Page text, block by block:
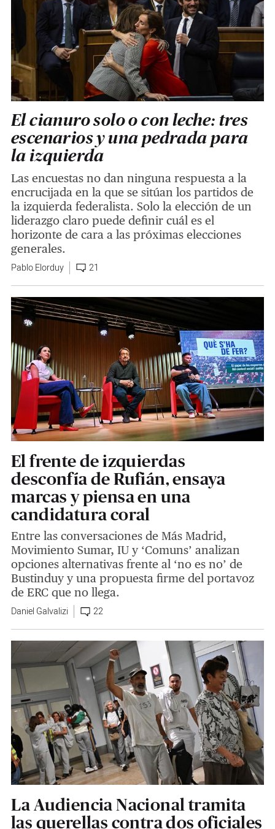
El cianuro solo o con leche: tres
escenarios y una pedrada para
la izquierda
Las encuestas no dan ninguna respuesta a la
encrucijada en la que se sitúan los partidos de
la izquierda federalista. Solo la elección de un
liderazgo claro puede definir cuál es el
horizonte de cara a las próximas elecciones
generales.
Pablo Elorduy 21
El frente de izquierdas
desconfía de Rufián, ensaya
marcas y piensa en una
candidatura coral
Entre las conversaciones de Más Madrid,
Movimiento Sumar, IU y ‘Comuns’ analizan
opciones alternativas frente al ‘no es no’ de
Bustinduy y una propuesta firme del portavoz
de ERC que no llega.
Daniel Galvalizi 22
La Audiencia Nacional tramita
las querellas contra dos oficiales